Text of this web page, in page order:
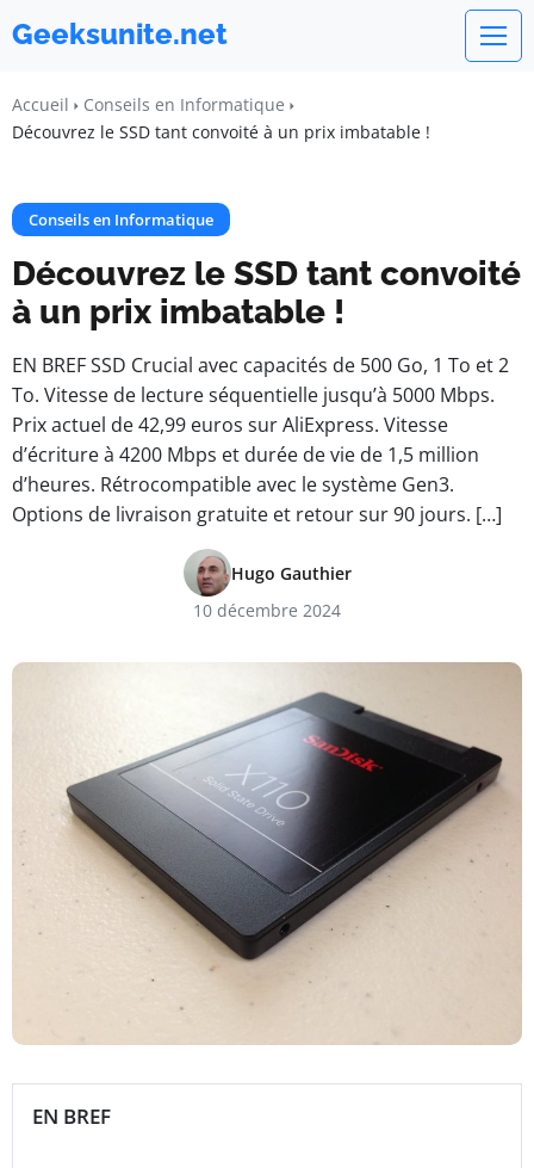
Geeksunite.net
Accueil
Conseils en Informatique
Découvrez le SSD tant convoité à un prix imbatable !
Conseils en Informatique
Découvrez le SSD tant convoité
à un prix imbatable !
EN BREF SSD Crucial avec capacités de 500 Go, 1 To et 2
To. Vitesse de lecture séquentielle jusqu’à 5000 Mbps.
Prix actuel de 42,99 euros sur AliExpress. Vitesse
d’écriture à 4200 Mbps et durée de vie de 1,5 million
d’heures. Rétrocompatible avec le système Gen3.
Options de livraison gratuite et retour sur 90 jours. […]
Hugo Gauthier
10 décembre 2024
EN BREF